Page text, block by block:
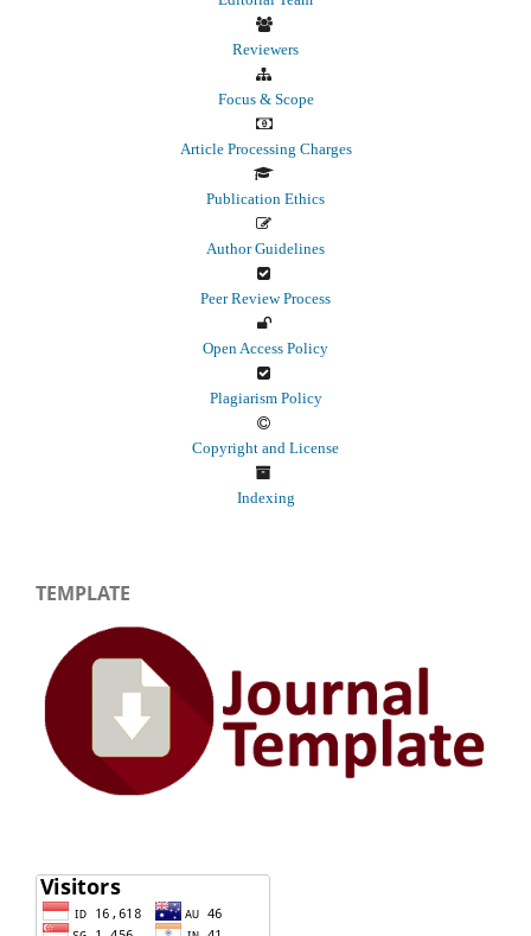
Reviewers
Focus & Scope
Article Processing Charges
Publication Ethics
Author Guidelines
Peer Review Process
Open Access Policy
Plagiarism Policy
Copyright and License
Indexing
TEMPLATE